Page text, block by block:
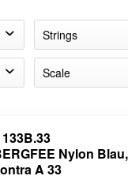
Strings
1
2
Scale
133B.33
Nylon Blau,
A 33